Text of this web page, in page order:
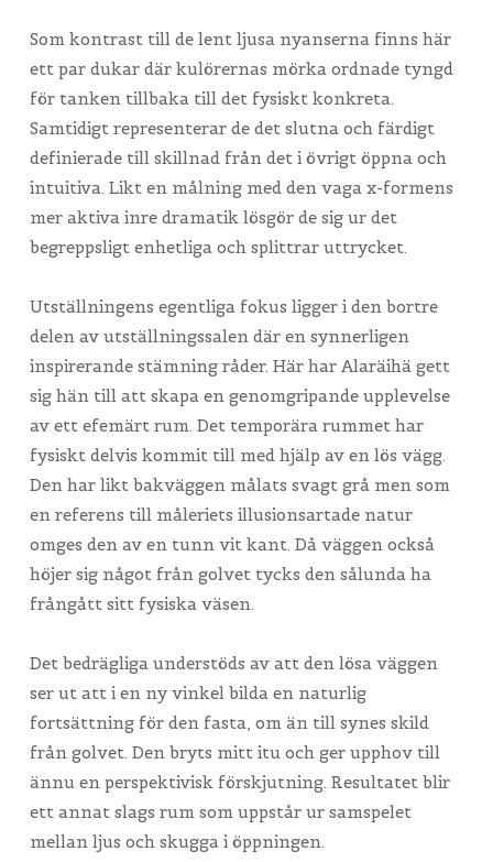
Som kontrast till de lent ljusa nyanserna finns här
ett par dukar där kulörernas mörka ordnade tyngd
för tanken tillbaka till det fysiskt konkreta.
Samtidigt representerar de det slutna och färdigt
definierade till skillnad från det i övrigt öppna och
intuitiva. Likt en målning med den vaga x-formens
mer aktiva inre dramatik lösgör de sig ur det
begreppsligt enhetliga och splittrar uttrycket.
Utställningens egentliga fokus ligger i den bortre
delen av utställningssalen där en synnerligen
inspirerande stämning råder. Här har Alaräihä gett
sig hän till att skapa en genomgripande upplevelse
av ett efemärt rum. Det temporära rummet har
fysiskt delvis kommit till med hjälp av en lös vägg.
Den har likt bakväggen målats svagt grå men som
en referens till måleriets illusionsartade natur
omges den av en tunn vit kant. Då väggen också
höjer sig något från golvet tycks den sålunda ha
frångått sitt fysiska väsen.
Det bedrägliga understöds av att den lösa väggen
ser ut att i en ny vinkel bilda en naturlig
fortsättning för den fasta, om än till synes skild
från golvet. Den bryts mitt itu och ger upphov till
ännu en perspektivisk förskjutning. Resultatet blir
ett annat slags rum som uppstår ur samspelet
mellan ljus och skugga i öppningen.